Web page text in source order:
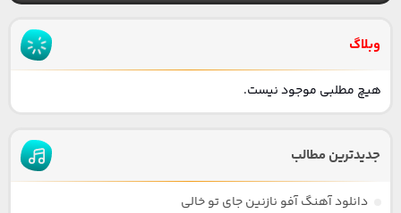
وبلاگ
هیچ مطلبی موجود نیست.
جدیدترین مطالب
دانلود آهنگ آفو نازنین جای تو خالی